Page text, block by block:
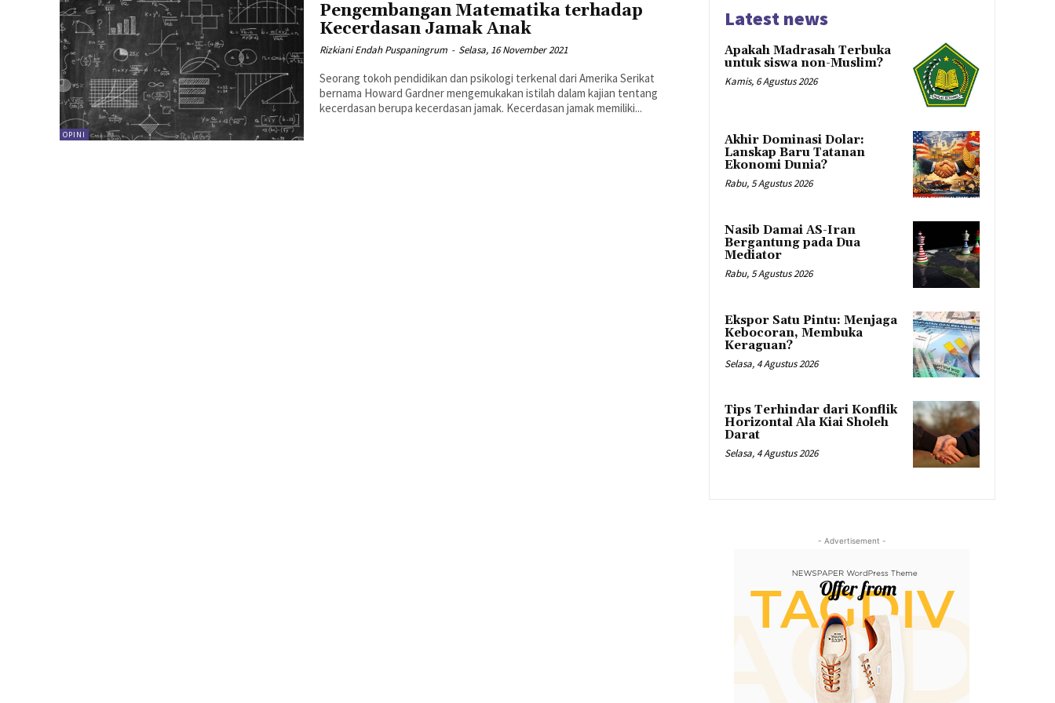
OPINI
Pengembangan Matematika terhadap
Kecerdasan Jamak Anak
Rizkiani Endah Puspaningrum - Selasa, 16 November 2021
Seorang tokoh pendidikan dan psikologi terkenal dari Amerika Serikat
bernama Howard Gardner mengemukakan istilah dalam kajian tentang
kecerdasan berupa kecerdasan jamak. Kecerdasan jamak memiliki...
Latest news
Apakah Madrasah Terbuka
untuk siswa non-Muslim?
Kamis, 6 Agustus 2026
Akhir Dominasi Dolar:
Lanskap Baru Tatanan
Ekonomi Dunia?
Rabu, 5 Agustus 2026
Nasib Damai AS-Iran
Bergantung pada Dua
Mediator
Rabu, 5 Agustus 2026
Ekspor Satu Pintu: Menjaga
Kebocoran, Membuka
Keraguan?
Selasa, 4 Agustus 2026
Tips Terhindar dari Konflik
Horizontal Ala Kiai Sholeh
Darat
Selasa, 4 Agustus 2026
- Advertisement -